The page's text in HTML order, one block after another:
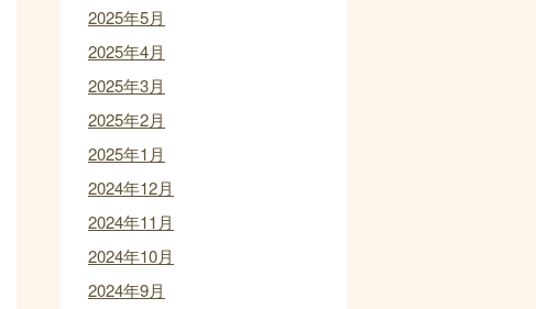
2025年5月
2025年4月
2025年3月
2025年2月
2025年1月
2024年12月
2024年11月
2024年10月
2024年9月